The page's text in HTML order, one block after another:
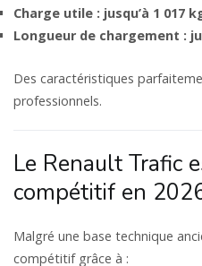
Charge utile : jusqu’à 1 017
Longueur de chargement :
Des caractéristiques
professionnels.
Le Renault Trafic
compétitif en
Malgré une base technique
compétitif grâce à :